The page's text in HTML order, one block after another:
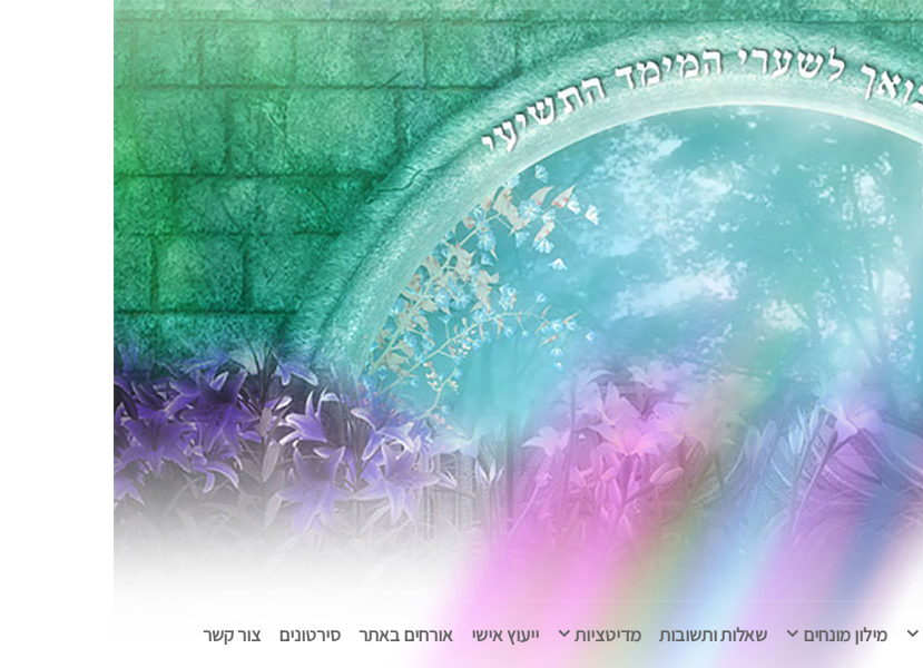
מילון מונחים שאלות ותשובות מדיטציות ייעוץ אישי אורחים באתר סירטונים צור קשר